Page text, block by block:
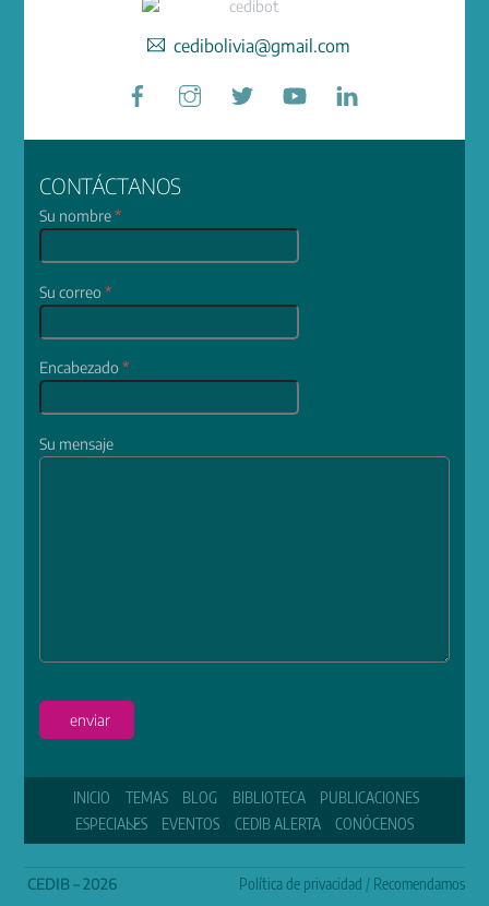
cedibolivia@gmail.com
Facebook
CONTÁCTANOS
Su nombre*
Su correo*
Encabezado*
Su mensaje
enviar
INICIO TEMAS BLOG BIBLIOTECA
PUBLICACIONES
ESPECIALES
EVENTOS CEDIB ALERTA CONÓCENOS
CEDIB – 2026 Política de privacidad / Recomendamos